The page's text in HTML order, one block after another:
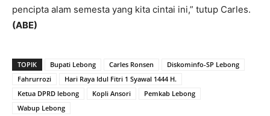
pencipta alam semesta yang kita cintai ini,” tutup Carles.
(ABE)
TOPIK Bupati Lebong Carles Ronsen
Diskominfo-SP Lebong
Fahrurrozi
Hari Raya Idul Fitri 1 Syawal 1444 H.
Ketua DPRD lebong
Kopli Ansori
Pemkab Lebong
Wabup Lebong